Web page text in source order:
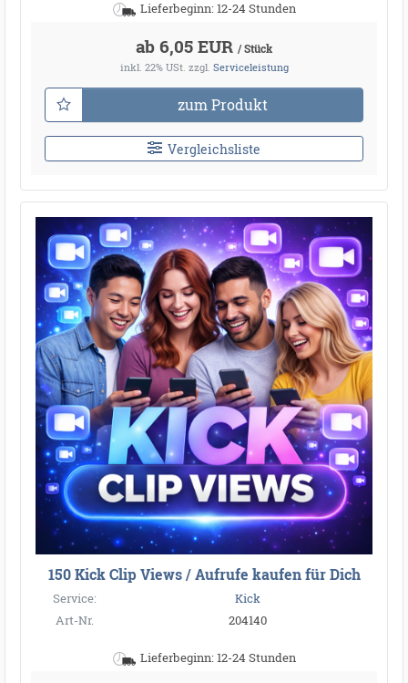
Lieferbeginn: 12-24 Stunden
ab 6,05 EUR / Stück
inkl. 22% USt. zzgl. Serviceleistung
zum Produkt
Vergleichsliste
150 Kick Clip Views / Aufrufe kaufen für Dich
Service:
Kick
Art-Nr.
204140
Lieferbeginn: 12-24 Stunden